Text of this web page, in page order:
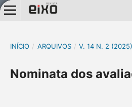
INÍCIO / ARQUIVOS / V. 14 N. 2
Nominata dos